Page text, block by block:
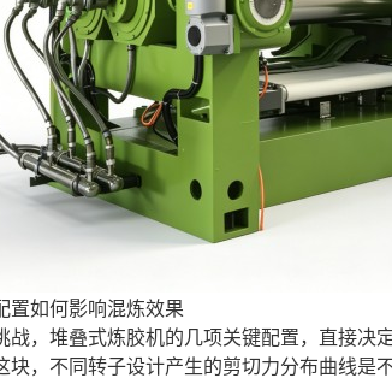
置如何影响混炼效果
战，堆叠式炼胶机的几项关键配置，直接决
块，不同转子设计产生的剪切力分布曲线